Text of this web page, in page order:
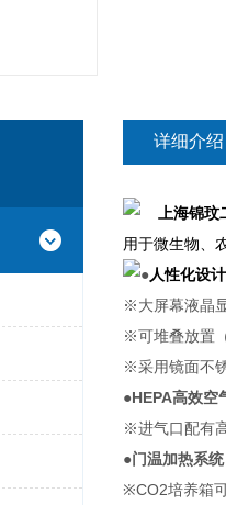
详细介绍
上海锦
用于微生物、
●人性化设计
※大屏幕液晶
※可堆叠放置
※采用镜面不
●HEPA高效空
※进气口配有
●门温加热系统
※CO2培养箱